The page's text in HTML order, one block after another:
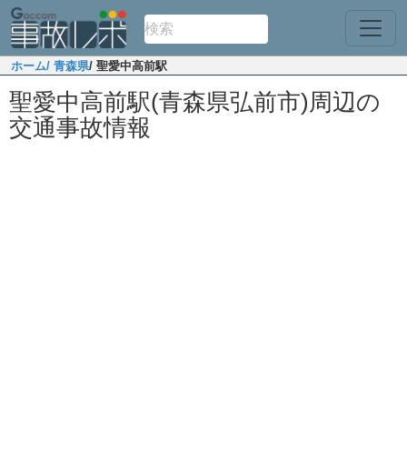
ホーム/ 青森県/ 聖愛中高前駅
聖愛中高前駅(青森県弘前市)周辺の
交通事故情報